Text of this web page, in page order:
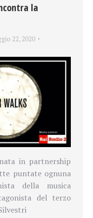
la
22, 2020
in partnership
puntate ognuna
della musica
del terzo